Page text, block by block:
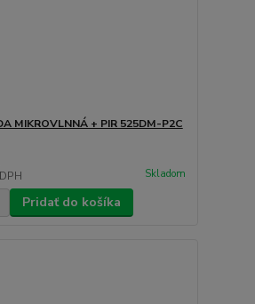
MIKROVLNNÁ + PIR 525DM-P2C
Skladom
Pridať do košíka